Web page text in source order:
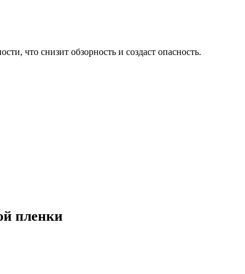
что снизит обзорность и создаст опасность.
пленки